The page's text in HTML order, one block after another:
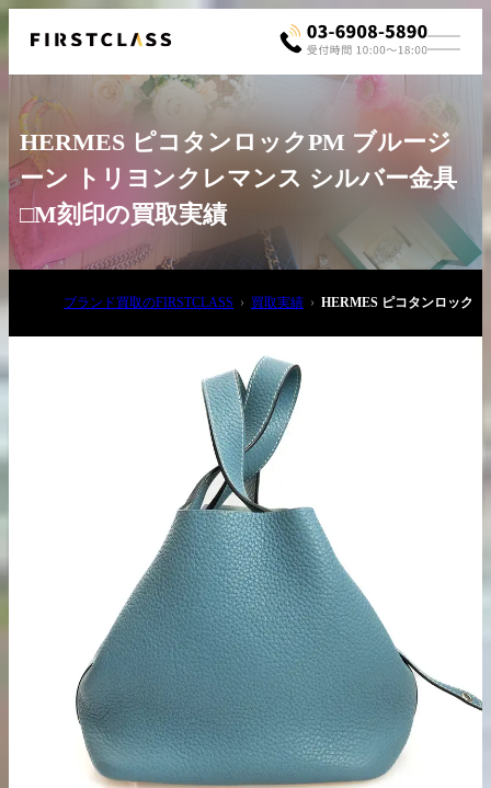
03-6908-5890
出張買取の
お申込み
宅配買取の
お申込み
LINE査定
HERMES ピコタンロックPM ブルージ
ーン トリヨンクレマンス シルバー金具
□M刻印の買取実績
ブランド買取のFIRSTCLASS 買取実績 HERMES ピコタンロック